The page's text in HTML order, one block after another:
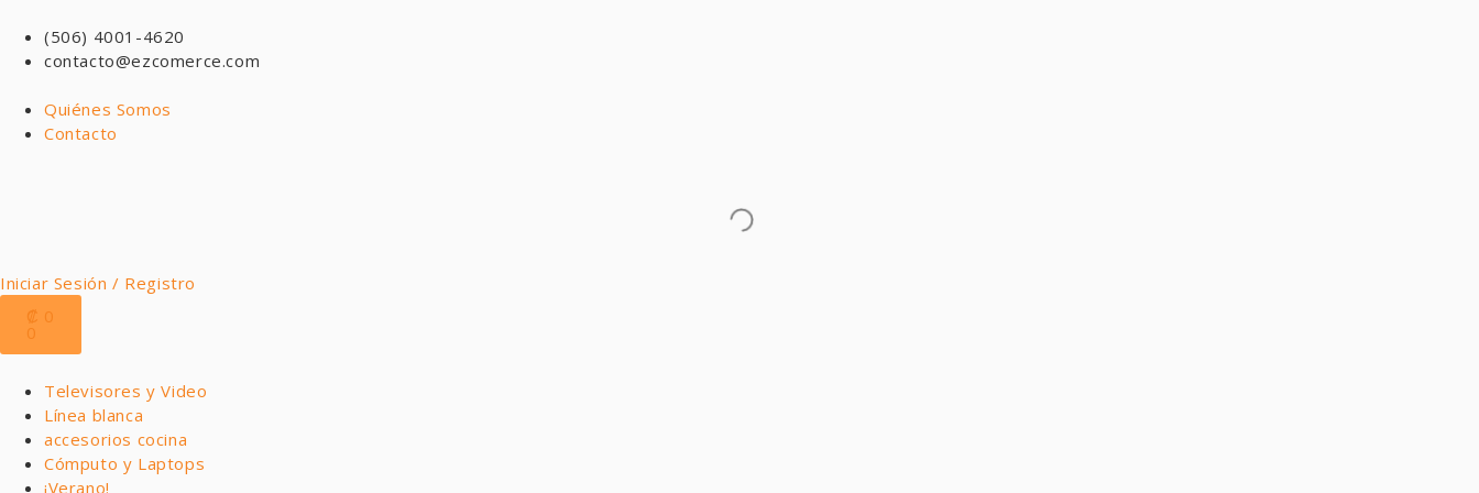
(506) 4001-4620
contacto@ezcomerce.com
Quiénes Somos
Contacto
Iniciar Sesión / Registro
₡ 0
0
Televisores y Video
Línea blanca
accesorios cocina
Cómputo y Laptops
¡Verano!